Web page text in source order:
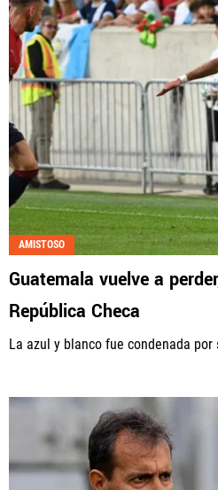
AMISTOSO
Guatemala vuelve a
República Checa
La azul y blanco fue condenada